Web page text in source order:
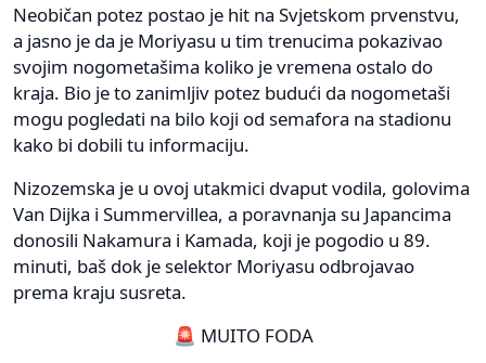
Neobičan potez postao je hit na Svjetskom prvenstvu,
a jasno je da je Moriyasu u tim trenucima pokazivao
svojim nogometašima koliko je vremena ostalo do
kraja. Bio je to zanimljiv potez budući da nogometaši
mogu pogledati na bilo koji od semafora na stadionu
kako bi dobili tu informaciju.
Nizozemska je u ovoj utakmici dvaput vodila, golovima
Van Dijka i Summervillea, a poravnanja su Japancima
donosili Nakamura i Kamada, koji je pogodio u 89.
minuti, baš dok je selektor Moriyasu odbrojavao
prema kraju susreta.
🚨 MUITO FODA